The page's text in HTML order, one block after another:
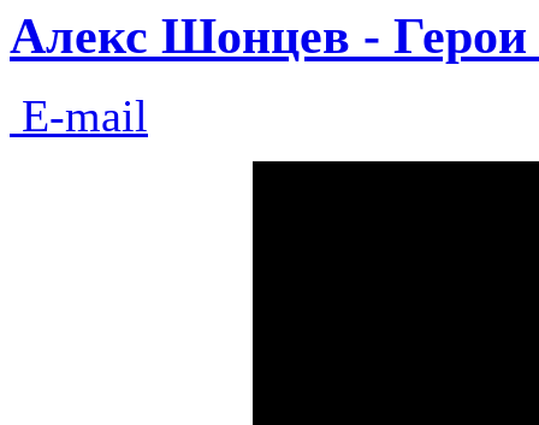
Алекс Шонцев - Герои
E-mail